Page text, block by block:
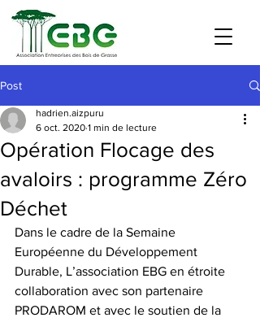
Post
Opération Flocage des
avaloirs : programme Zéro
Déchet
hadrien.aizpuru
6 oct. 2020 1 min de lecture
Dans le cadre de la Semaine
Européenne du Développement
Durable, L’association EBG en étroite
collaboration avec son partenaire
PRODAROM et avec le soutien de la